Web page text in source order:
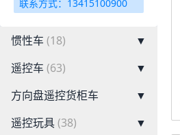
联系方式：13415100900
惯性车 (18)
▼
遥控车 (63)
▼
方向盘遥控货柜车
▼
遥控玩具(38)
▼